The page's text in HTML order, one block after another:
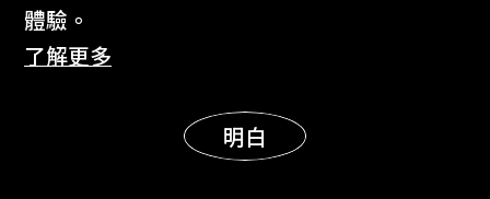
意大利威尼斯世界劇場繪圖
體驗。
了解更多
明白
展示更多